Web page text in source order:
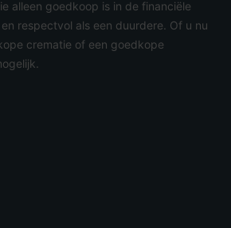
alleen goedkoop is in de financiële
respectvol als een duurdere. Of u nu
crematie of een goedkope